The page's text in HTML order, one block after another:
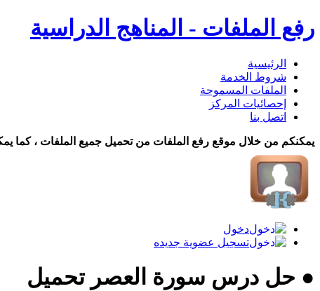
رفع الملفات - المناهج الدراسية
الرئيسية
شروط الخدمة
الملفات المسموحة
إحصائيات المركز
اتصل بنا
يمكنكم من خلال موقع رفع الملفات من تحميل جميع الملفات ، كما
دخول
تسجيل عضوية جديده
● حل درس سورة العصر تحميل